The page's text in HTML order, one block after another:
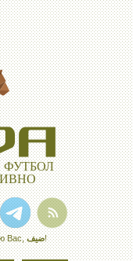
ФУТБОЛ
Вас,ضيف!